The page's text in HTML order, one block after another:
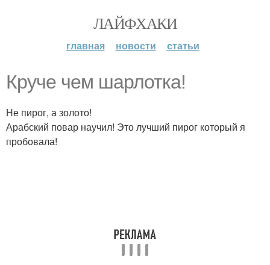
ЛАЙФХАКИ
главная новости статьи
Круче чем шарлотка!
Не пирог, а золото!
Арабский повар научил! Это лучший пирог который я
пробовала!